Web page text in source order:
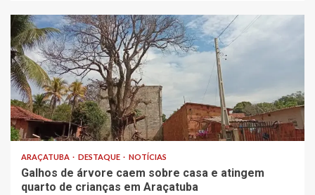
ARAÇATUBA DESTAQUE NOTÍCIAS
Galhos de árvore caem sobre casa e atingem
quarto de crianças em Araçatuba